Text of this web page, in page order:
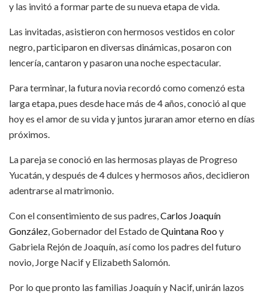
y las invitó a formar parte de su nueva etapa de vida.
Las invitadas, asistieron con hermosos vestidos en color
negro, participaron en diversas dinámicas, posaron con
lencería, cantaron y pasaron una noche espectacular.
Para terminar, la futura novia recordó como comenzó esta
larga etapa, pues desde hace más de 4 años, conoció al que
hoy es el amor de su vida y juntos juraran amor eterno en días
próximos.
La pareja se conoció en las hermosas playas de Progreso
Yucatán, y después de 4 dulces y hermosos años, decidieron
adentrarse al matrimonio.
Con el consentimiento de sus padres,Carlos Joaquín
González, Gobernador del Estado deQuintana Rooy
Gabriela Rejón de Joaquín, así como los padres del futuro
novio, Jorge Nacif y Elizabeth Salomón.
Por lo que pronto las familias Joaquín y Nacif, unirán lazos